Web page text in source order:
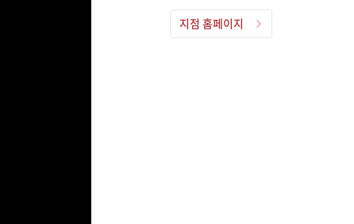
지점 홈페이지